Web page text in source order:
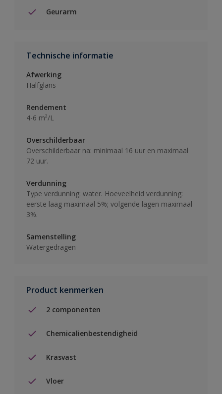
Geurarm
Technische informatie
Afwerking
Halfglans
Rendement
4-6 m²/L
Overschilderbaar
Overschilderbaar na: minimaal 16 uur en maximaal
72 uur.
Verdunning
Type verdunning: water. Hoeveelheid verdunning:
eerste laag maximaal 5%; volgende lagen maximaal
3%.
Samenstelling
Watergedragen
Product kenmerken
2 componenten
Chemicalienbestendigheid
Krasvast
Vloer